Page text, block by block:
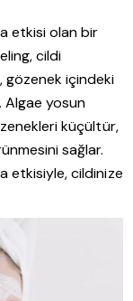
etkisi olan bir
cildi
gözenek içindeki
Algae yosun
küçültür,
sağlar.
etkisiyle, cildinize